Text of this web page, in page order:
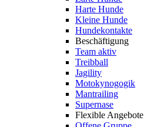
Harte Hunde
Kleine Hunde
Hundekontakte
Beschäftigung
Team aktiv
Treibball
Jagility
Motokynogogik
Mantrailing
Supernase
Flexible Angebote